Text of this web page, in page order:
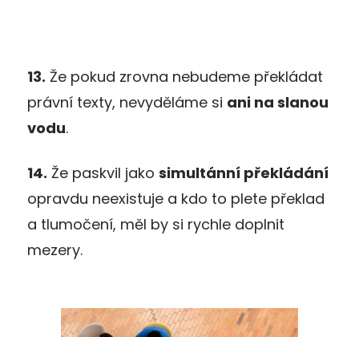
13. Že pokud zrovna nebudeme překládat
právní texty, nevyděláme si ani na slanou
vodu.
14. Že paskvil jako simultánní překládání
opravdu neexistuje a kdo to plete překlad
a tlumočení, měl by si rychle doplnit
mezery.